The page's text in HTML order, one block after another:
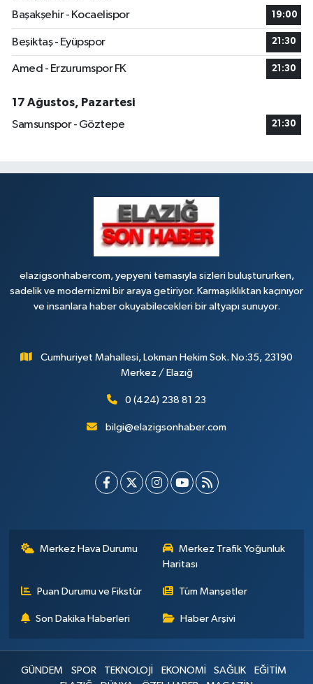
Başakşehir - Kocaelispor
19:00
Beşiktaş - Eyüpspor 21:30
Amed - Erzurumspor FK 21:30
17 Ağustos, Pazartesi
Samsunspor - Göztepe
21:30
elazigsonhabercom, yepyeni temasıyla sizleri buluştururken,
sadelik ve modernizmi bir araya getiriyor. Karmaşıklıktan kaçınıyor
ve insanlara haber okuyabilecekleri bir altyapı sunuyor.
Cumhuriyet Mahallesi, Lokman Hekim Sok. No:35, 23190
Merkez / Elazığ
0 (424) 238 81 23
bilgi@elazigsonhaber.com
Merkez Hava Durumu
Merkez Trafik Yoğunluk
Haritası
Puan Durumu ve Fikstür Tüm Manşetler
Son Dakika Haberleri Haber Arşivi
GÜNDEM SPOR TEKNOLOJİ EKONOMİ SAĞLIK
EĞİTİM